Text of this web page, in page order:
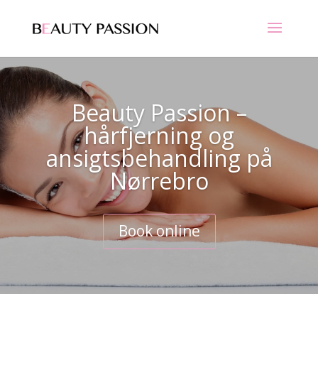
Beauty Passion –
hårfjerning og
ansigtsbehandling på
Nørrebro
Book online